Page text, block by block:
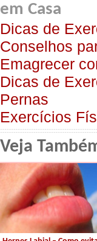
em Casa
Dicas de
Conselhos
Emagrecer
Dicas de
Pernas
Exercícios
Veja